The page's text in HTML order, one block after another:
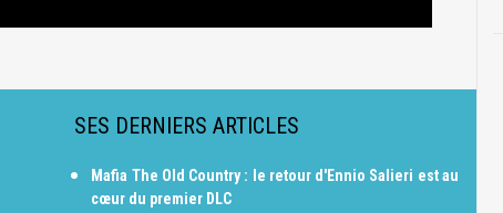
SES DERNIERS ARTICLES
Mafia The Old Country : le retour d'Ennio Salieri est au
cœur du premier DLC